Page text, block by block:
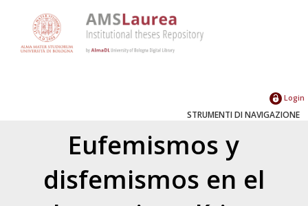
Login
STRUMENTI DI NAVIGAZIONE
Eufemismos y
disfemismos en el